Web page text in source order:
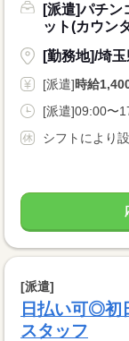
[派遣]パチン
ット(カウン
[勤務地]/埼
[派遣]時給
[派遣]09:00〜
シフトにより
[派遣]
日払い可◎初
スタッフ